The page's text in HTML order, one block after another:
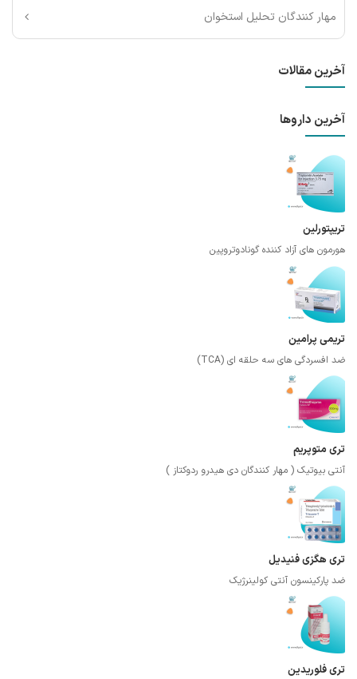
مهار کنندگان تحلیل استخوان
آخرین مقالات
آخرین داروها
تریپتورلین
هورمون های آزاد کننده گونادوتروپین
تریمی پرامین
ضد افسردگی های سه حلقه ای (TCA)
تری متوپریم
آنتی بیوتیک ( مهار کنندگان دی هیدرو ردوکتاز )
تری هگزی فنیدیل
ضد پارکینسون آنتی کولینرژیک
تری فلوریدین